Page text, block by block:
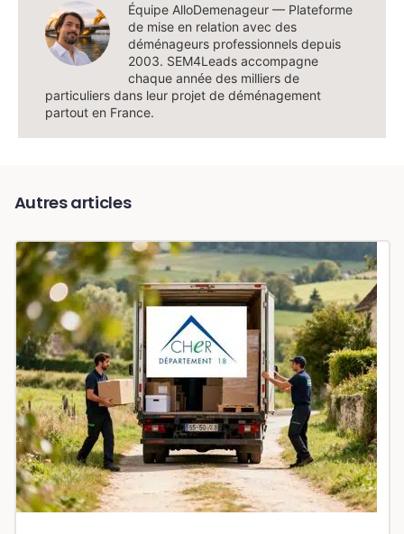
Équipe AlloDemenageur — Plateforme
de mise en relation avec des
déménageurs professionnels depuis
2003. SEM4Leads accompagne
chaque année des milliers de
particuliers dans leur projet de déménagement
partout en France.
Autres articles